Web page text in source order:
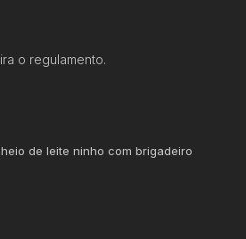
o regulamento.
de leite ninho com brigadeiro